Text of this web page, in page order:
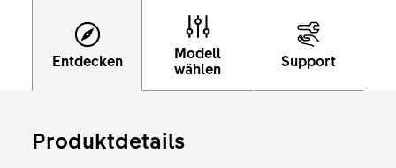
Entdecken
Modell
wählen
Support
Produktdetails